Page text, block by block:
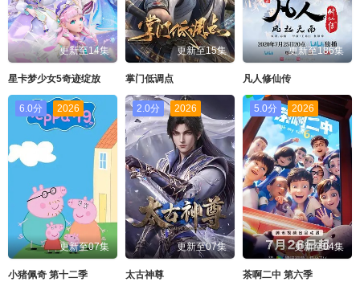
更新至14集
星卡梦少女5奇迹绽放
更新至15集
掌门低调点
更新至186集
凡人修仙传
6.0分 2026
更新至07集
小猪佩奇 第十二季
2.0分 2026
更新至07集
太古神尊
5.0分 2026
更新至04集
茶啊二中 第六季